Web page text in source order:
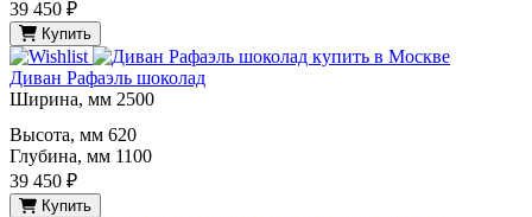
39 450 ₽
Купить
Диван Рафаэль шоколад
Ширина, мм 2500
Высота, мм 620
Глубина, мм 1100
39 450 ₽
Купить